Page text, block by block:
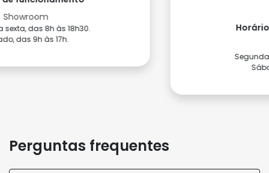
Horário de funcionamento
Sábado, das 9h às 17h.
Perguntas frequentes